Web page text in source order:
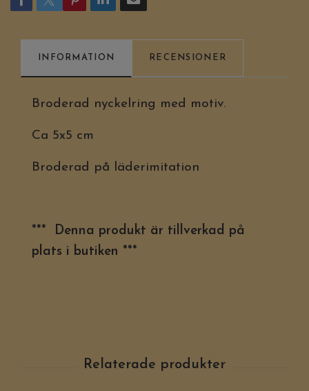
INFORMATION RECENSIONER
Broderad nyckelring med motiv.
Ca 5x5 cm
Broderad på läderimitation
*** Denna produkt är tillverkad på
plats i butiken ***